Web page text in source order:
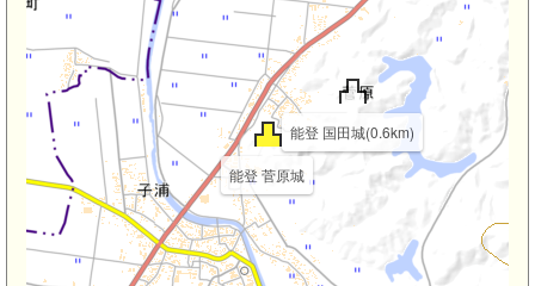
能登 菅原城
能登 国田城(0.6km)